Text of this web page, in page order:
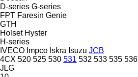
D-series G-series
FPT Faresin Genie
GTH
Holset Hyster
H-series
IVECO Impco Iskra Isuzu JCB
4CX 520 525 530 531 532 533 535 536
JLG